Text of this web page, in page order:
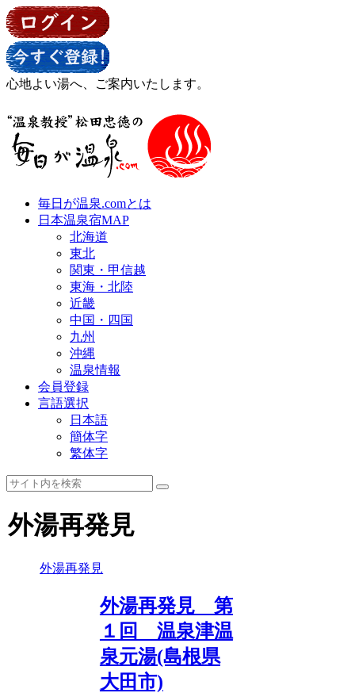
心地よい湯へ、ご案内いたします。
毎日が温泉.comとは
日本温泉宿MAP
北海道
東北
関東・甲信越
東海・北陸
近畿
中国・四国
九州
沖縄
温泉情報
会員登録
言語選択
日本語
簡体字
繁体字
外湯再発見
外湯再発見
外湯再発見 第
１回 温泉津温
泉元湯(島根県
大田市)